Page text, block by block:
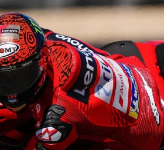
du GP de
MOTO GP
Zarco